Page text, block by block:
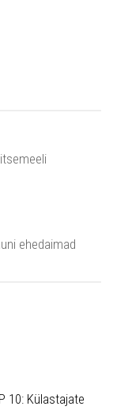
ehedaimad
10: Külastajate